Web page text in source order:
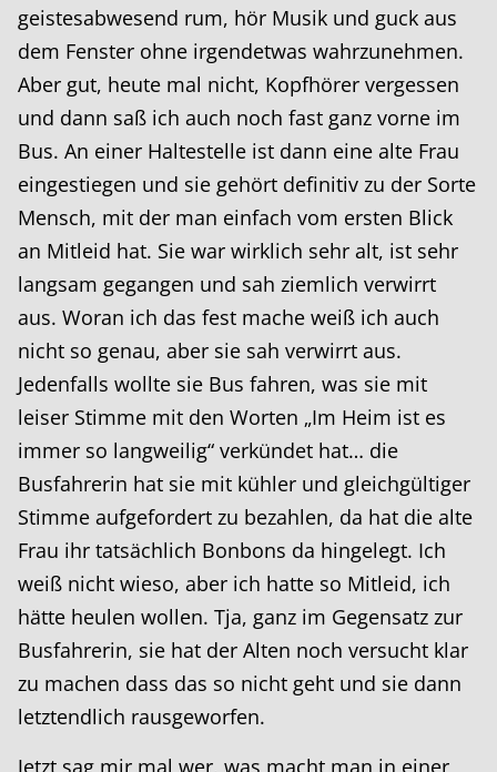
geistesabwesend rum, hör Musik und guck aus
dem Fenster ohne irgendetwas wahrzunehmen.
Aber gut, heute mal nicht, Kopfhörer vergessen
und dann saß ich auch noch fast ganz vorne im
Bus. An einer Haltestelle ist dann eine alte Frau
eingestiegen und sie gehört definitiv zu der Sorte
Mensch, mit der man einfach vom ersten Blick
an Mitleid hat. Sie war wirklich sehr alt, ist sehr
langsam gegangen und sah ziemlich verwirrt
aus. Woran ich das fest mache weiß ich auch
nicht so genau, aber sie sah verwirrt aus.
Jedenfalls wollte sie Bus fahren, was sie mit
leiser Stimme mit den Worten „Im Heim ist es
immer so langweilig“ verkündet hat… die
Busfahrerin hat sie mit kühler und gleichgültiger
Stimme aufgefordert zu bezahlen, da hat die alte
Frau ihr tatsächlich Bonbons da hingelegt. Ich
weiß nicht wieso, aber ich hatte so Mitleid, ich
hätte heulen wollen. Tja, ganz im Gegensatz zur
Busfahrerin, sie hat der Alten noch versucht klar
zu machen dass das so nicht geht und sie dann
letztendlich rausgeworfen.